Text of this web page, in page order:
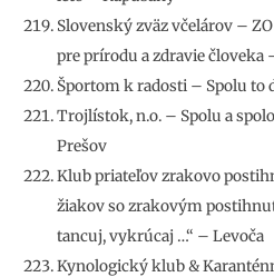
Slovenský zväz včelárov –
pre prírodu a zdravie človeka
Športom k radosti – Spolu to
Trojlístok, n.o. – Spolu a
Prešov
Klub priateľov zrakovo
žiakov so zrakovým
tancuj, vykrúcaj …“ – Levoča
Kynologický klub &